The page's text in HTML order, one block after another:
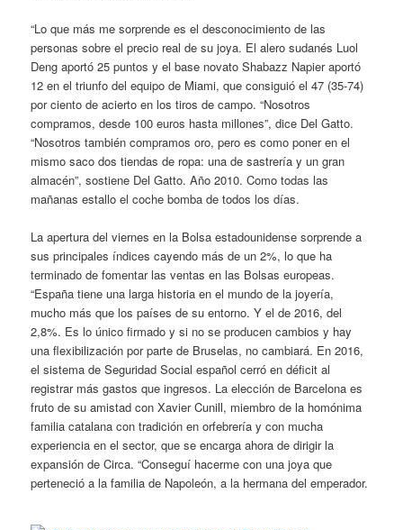
“Lo que más me sorprende es el desconocimiento de las
personas sobre el precio real de su joya. El alero sudanés Luol
Deng aportó 25 puntos y el base novato Shabazz Napier aportó
12 en el triunfo del equipo de Miami, que consiguió el 47 (35-74)
por ciento de acierto en los tiros de campo. “Nosotros
compramos, desde 100 euros hasta millones”, dice Del Gatto.
“Nosotros también compramos oro, pero es como poner en el
mismo saco dos tiendas de ropa: una de sastrería y un gran
almacén”, sostiene Del Gatto. Año 2010. Como todas las
mañanas estallo el coche bomba de todos los días.
La apertura del viernes en la Bolsa estadounidense sorprende a
sus principales índices cayendo más de un 2%, lo que ha
terminado de fomentar las ventas en las Bolsas europeas.
“España tiene una larga historia en el mundo de la joyería,
mucho más que los países de su entorno. Y el de 2016, del
2,8%. Es lo único firmado y si no se producen cambios y hay
una flexibilización por parte de Bruselas, no cambiará. En 2016,
el sistema de Seguridad Social español cerró en déficit al
registrar más gastos que ingresos. La elección de Barcelona es
fruto de su amistad con Xavier Cunill, miembro de la homónima
familia catalana con tradición en orfebrería y con mucha
experiencia en el sector, que se encarga ahora de dirigir la
expansión de Circa. “Conseguí hacerme con una joya que
perteneció a la familia de Napoleón, a la hermana del emperador.